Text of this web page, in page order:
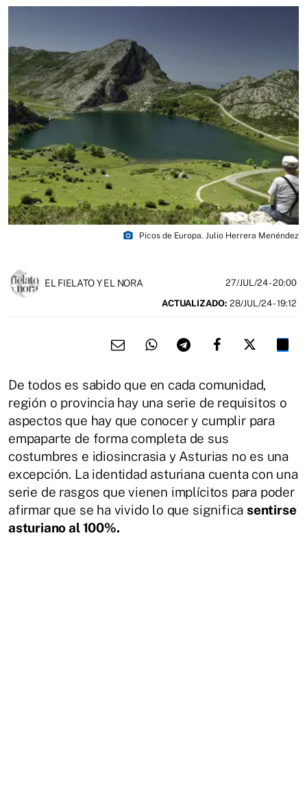
photo_camera Picos de Europa. Julio Herrera Menéndez
EL FIELATO Y EL NORA 27/JUL/24- 20:00
ACTUALIZADO: 28/JUL/24 - 19:12
De todos es sabido que en cada comunidad,
región o provincia hay una serie de requisitos o
aspectos que hay que conocer y cumplir para
empaparte de forma completa de sus
costumbres e idiosincrasia y Asturias no es una
excepción. La identidad asturiana cuenta con una
serie de rasgos que vienen implícitos para poder
afirmar que se ha vivido lo que significasentirse
asturiano al 100%.